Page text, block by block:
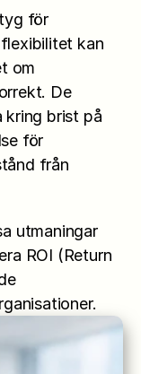
för
kan
om
De
kring brist på
för
från
utmaningar
ROI (Return